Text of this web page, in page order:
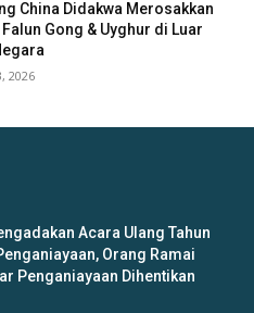
China Didakwa Merosakkan
Gong & Uyghur di Luar
2026
Acara Ulang Tahun
Orang Ramai
Penganiayaan Dihentikan